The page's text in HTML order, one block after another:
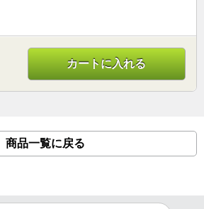
カートに入れる
商品一覧に戻る